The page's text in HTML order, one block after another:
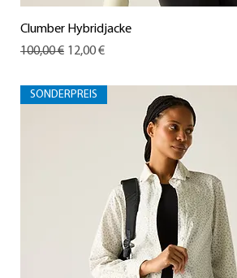
Clumber Hybridjacke
Standardpreis
100,00 € Sale-Preis
12,00 €
SONDERPREIS